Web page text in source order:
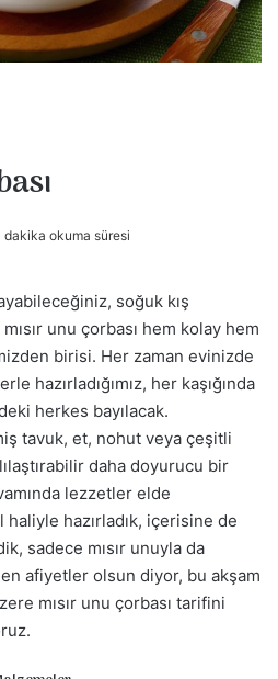
dakika okuma süresi
soğuk kış
unu çorbası hem kolay hem
birisi. Her zaman evinizde
hazırladığımız, her kaşığında
herkes bayılacak.
tavuk, et, nohut veya çeşitli
daha doyurucu bir
lezzetler elde
hazırladık, içerisine de
sadece mısır unuyla da
afiyetler olsun diyor, bu akşam
mısır unu çorbası tarifini